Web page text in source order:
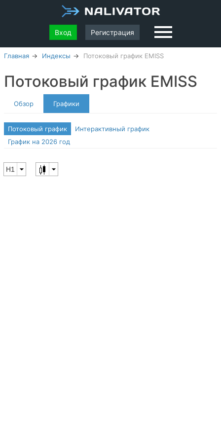
Вход Регистрация
Главная Индексы Потоковый график EMISS
Потоковый график EMISS
Обзор Графики
Потоковый график
Интерактивный график
График на 2026 год
H1